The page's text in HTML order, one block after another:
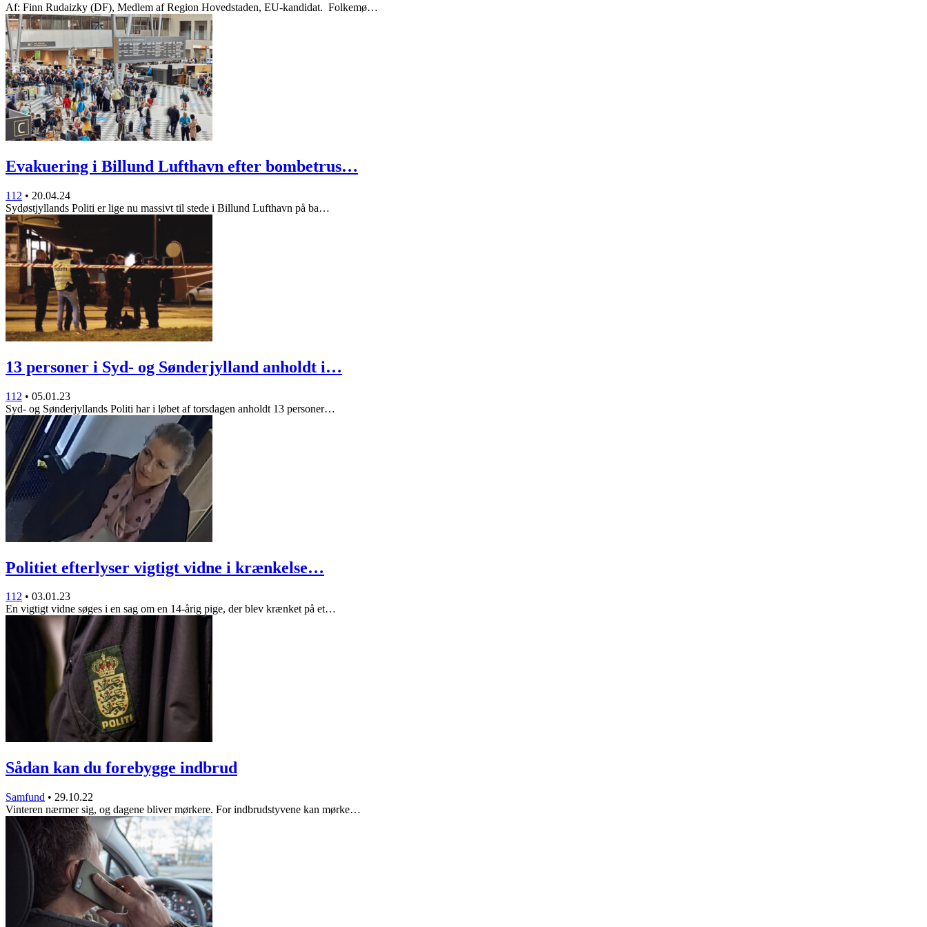
Af: Finn Rudaizky (DF), Medlem af Region Hovedstaden, EU-kandidat. Folkemø…
Evakuering i Billund Lufthavn efter bombetrus…
112 • 20.04.24
Sydøstjyllands Politi er lige nu massivt til stede i Billund Lufthavn på ba…
13 personer i Syd- og Sønderjylland anholdt i…
112 • 05.01.23
Syd- og Sønderjyllands Politi har i løbet af torsdagen anholdt 13 personer…
Politiet efterlyser vigtigt vidne i krænkelse…
112 • 03.01.23
En vigtigt vidne søges i en sag om en 14-årig pige, der blev krænket på et…
Sådan kan du forebygge indbrud
Samfund • 29.10.22
Vinteren nærmer sig, og dagene bliver mørkere. For indbrudstyvene kan mørke…